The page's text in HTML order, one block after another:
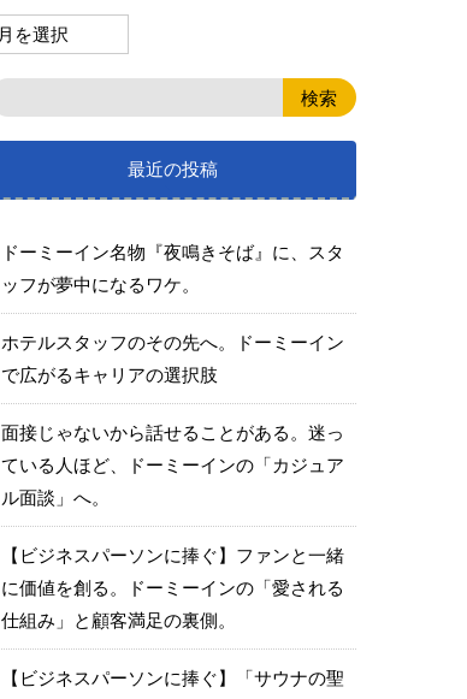
最近の投稿
ドーミーイン名物『夜鳴きそば』に、スタ
ッフが夢中になるワケ。
ホテルスタッフのその先へ。ドーミーイン
で広がるキャリアの選択肢
面接じゃないから話せることがある。迷っ
ている人ほど、ドーミーインの「カジュア
ル面談」へ。
【ビジネスパーソンに捧ぐ】ファンと一緒
に価値を創る。ドーミーインの「愛される
仕組み」と顧客満足の裏側。
【ビジネスパーソンに捧ぐ】「サウナの聖